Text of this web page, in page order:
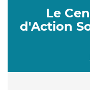
Le
d'Action